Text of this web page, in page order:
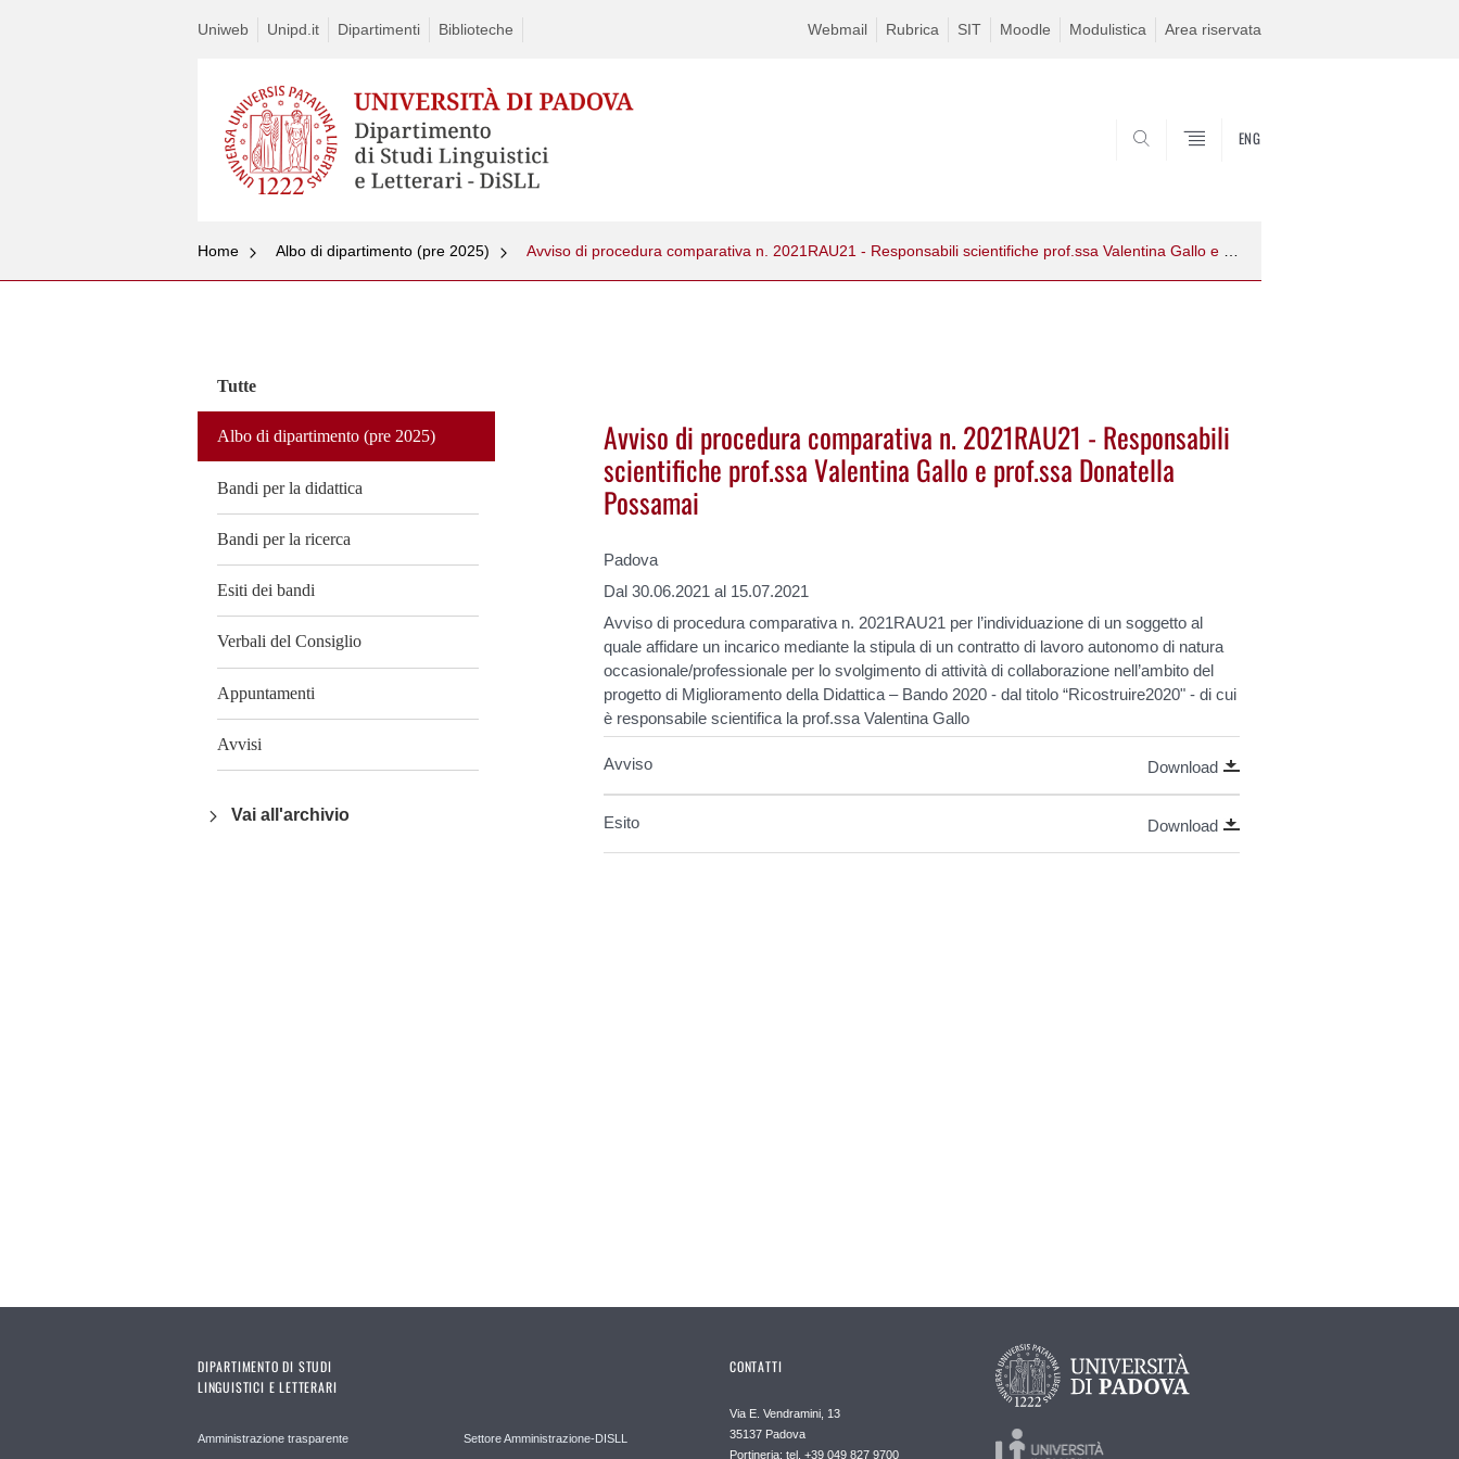
Uniweb Unipd.it Dipartimenti Biblioteche Webmail Rubrica SIT Moodle Modulistica Area riservata
ENG
Home Albo di dipartimento (pre 2025) Avviso di procedura comparativa n. 2021RAU21 - Responsabili scientifiche prof.ssa Valentina Gallo e prof.ssa Donatella Possamai
Tutte
Albo di dipartimento (pre 2025)
Bandi per la didattica
Bandi per la ricerca
Esiti dei bandi
Verbali del Consiglio
Appuntamenti
Avvisi
Vai all'archivio
Avviso di procedura comparativa n. 2021RAU21 - Responsabili
scientifiche prof.ssa Valentina Gallo e prof.ssa Donatella
Possamai
Padova
Dal 30.06.2021 al 15.07.2021
Avviso di procedura comparativa n. 2021RAU21 per l’individuazione di un soggetto al
quale affidare un incarico mediante la stipula di un contratto di lavoro autonomo di natura
occasionale/professionale per lo svolgimento di attività di collaborazione nell’ambito del
progetto di Miglioramento della Didattica – Bando 2020 - dal titolo “Ricostruire2020" - di cui
è responsabile scientifica la prof.ssa Valentina Gallo
Avviso Download
Esito Download
DIPARTIMENTO DI STUDI
LINGUISTICI E LETTERARI
Amministrazione trasparente Settore Amministrazione-DISLL
CONTATTI
Via E. Vendramini, 13
35137 Padova
Portineria: tel. +39 049 827 9700